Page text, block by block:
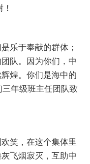
乐于奉献的群体；
队。因为你们，中
煌。你们是海中的
年级班主任团队致
笑，在这个集体里
飞烟寂灭，互助中